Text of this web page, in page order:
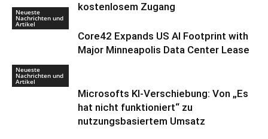
kostenlosem Zugang
Neueste
Nachrichten und
Artikel
Core42 Expands US AI Footprint with
Major Minneapolis Data Center Lease
Neueste
Nachrichten und
Artikel
Microsofts KI-Verschiebung: Von „Es
hat nicht funktioniert“ zu
nutzungsbasiertem Umsatz